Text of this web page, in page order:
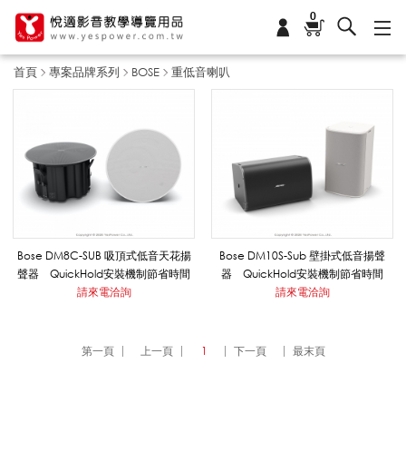
0
首頁 專案品牌系列 BOSE 重低音喇叭
低
音
Bose DM8C-SUB 吸頂式低音天花揚
聲器 QuickHold安裝機制節省時間
請來電洽詢
Bose DM10S-Sub 壁掛式低音揚聲
器 QuickHold安裝機制節省時間
請來電洽詢
第一頁 上一頁 1 下一頁 最末頁